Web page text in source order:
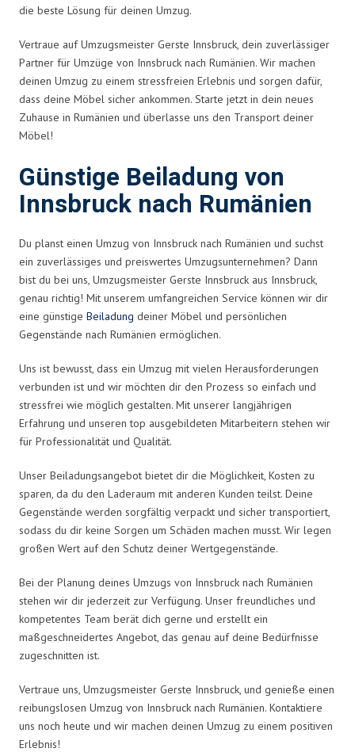
die beste Lösung für deinen Umzug.
Vertraue auf Umzugsmeister Gerste Innsbruck, dein zuverlässiger
Partner für Umzüge von Innsbruck nach Rumänien. Wir machen
deinen Umzug zu einem stressfreien Erlebnis und sorgen dafür,
dass deine Möbel sicher ankommen. Starte jetzt in dein neues
Zuhause in Rumänien und überlasse uns den Transport deiner
Möbel!
Günstige Beiladung von
Innsbruck nach Rumänien
Du planst einen Umzug von Innsbruck nach Rumänien und suchst
ein zuverlässiges und preiswertes Umzugsunternehmen? Dann
bist du bei uns, Umzugsmeister Gerste Innsbruck aus Innsbruck,
genau richtig! Mit unserem umfangreichen Service können wir dir
eine günstige Beiladung deiner Möbel und persönlichen
Gegenstände nach Rumänien ermöglichen.
Uns ist bewusst, dass ein Umzug mit vielen Herausforderungen
verbunden ist und wir möchten dir den Prozess so einfach und
stressfrei wie möglich gestalten. Mit unserer langjährigen
Erfahrung und unseren top ausgebildeten Mitarbeitern stehen wir
für Professionalität und Qualität.
Unser Beiladungsangebot bietet dir die Möglichkeit, Kosten zu
sparen, da du den Laderaum mit anderen Kunden teilst. Deine
Gegenstände werden sorgfältig verpackt und sicher transportiert,
sodass du dir keine Sorgen um Schäden machen musst. Wir legen
großen Wert auf den Schutz deiner Wertgegenstände.
Bei der Planung deines Umzugs von Innsbruck nach Rumänien
stehen wir dir jederzeit zur Verfügung. Unser freundliches und
kompetentes Team berät dich gerne und erstellt ein
maßgeschneidertes Angebot, das genau auf deine Bedürfnisse
zugeschnitten ist.
Vertraue uns, Umzugsmeister Gerste Innsbruck, und genieße einen
reibungslosen Umzug von Innsbruck nach Rumänien. Kontaktiere
uns noch heute und wir machen deinen Umzug zu einem positiven
Erlebnis!